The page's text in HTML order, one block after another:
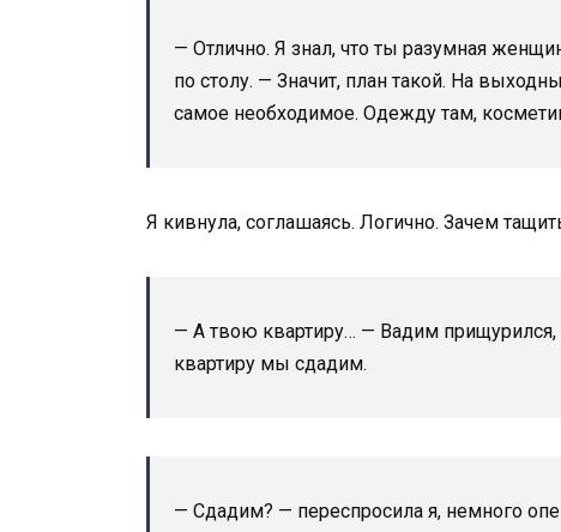
— Отлично. Я знал, что ты разумная
по столу. — Значит, план такой. На
самое необходимое. Одежду там,
Я кивнула, соглашаясь. Логично. Зачем
— А твою квартиру… — Вадим
квартиру мы сдадим.
— Сдадим? — переспросила я, немного